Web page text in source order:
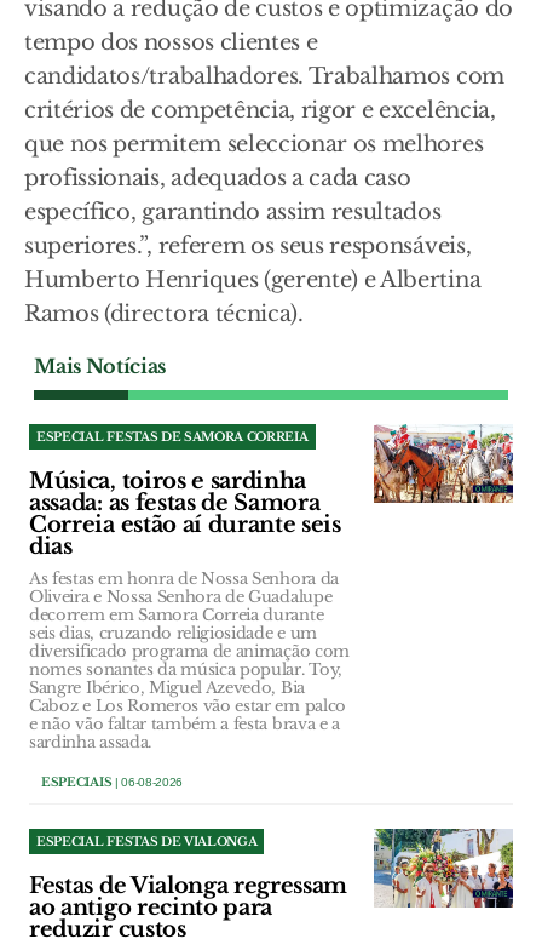
visando a redução de custos e optimização do
tempo dos nossos clientes e
candidatos/trabalhadores. Trabalhamos com
critérios de competência, rigor e excelência,
que nos permitem seleccionar os melhores
profissionais, adequados a cada caso
específico, garantindo assim resultados
superiores.”, referem os seus responsáveis,
Humberto Henriques (gerente) e Albertina
Ramos (directora técnica).
Mais Notícias
ESPECIAL FESTAS DE SAMORA CORREIA
Música, toiros e sardinha
assada: as festas de Samora
Correia estão aí durante seis
dias
As festas em honra de Nossa Senhora da
Oliveira e Nossa Senhora de Guadalupe
decorrem em Samora Correia durante
seis dias, cruzando religiosidade e um
diversificado programa de animação com
nomes sonantes da música popular. Toy,
Sangre Ibérico, Miguel Azevedo, Bia
Caboz e Los Romeros vão estar em palco
e não vão faltar também a festa brava e a
sardinha assada.
ESPECIAIS| 06-08-2026
ESPECIAL FESTAS DE VIALONGA
Festas de Vialonga regressam
ao antigo recinto para
reduzir custos